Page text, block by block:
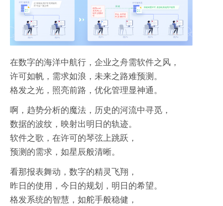
在数字的海洋中航行，企业之舟需软件之风，
许可如帆，需求如浪，未来之路难预测。
格发之光，照亮前路，优化管理显神通。
啊，趋势分析的魔法，历史的河流中寻觅，
数据的波纹，映射出明日的轨迹。
软件之歌，在许可的琴弦上跳跃，
预测的需求，如星辰般清晰。
看那报表舞动，数字的精灵飞翔，
昨日的使用，今日的规划，明日的希望。
格发系统的智慧，如舵手般稳健，